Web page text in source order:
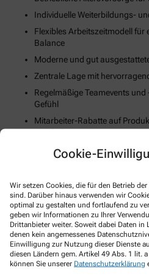
Cookie-
Wir setzen Cookies, die für den Betrieb
sind. Darüber hinaus verwenden wir
optimal zu gestalten und fortlaufend zu
geben wir Informationen zu Ihrer
Drittanbieter weiter. Soweit dabei Daten in
denen kein angemessenes
Einwilligung zur Nutzung dieser Dienste
diesen Ländern gem. Artikel 49 Abs. 1 lit.
können Sie unserer Datenschutzerklärung
Individuelle Weiterbildungs-
Flexibles Arbeitszeitmodell
Balance
Moderne und gut
Zentrale Lage mit
Regelmäßige Teamevents
Gefühl
Mitarbeiter-Rabatte auf
Apotheke
Unterstützung bei der
(falls zutreffend)
Gesundheits- und
körperlichen Wohlbefindens
So können Sie sich
E-Mail